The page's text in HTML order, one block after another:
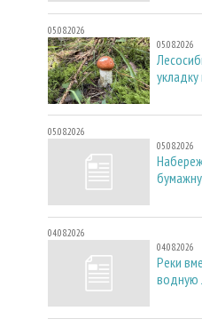
05.08.2026
05.08.2026
05.08.2026
05.08.2026
04.08.2026
04.08.2026
Реки
водную